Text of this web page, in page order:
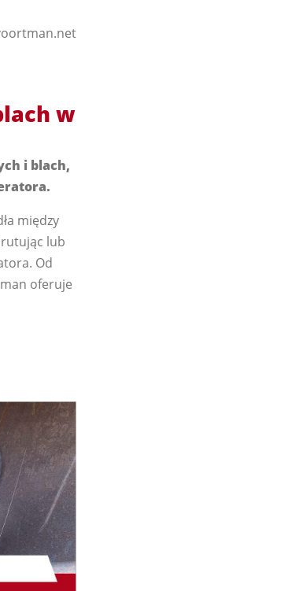
w
i blach,
między
lub
Od
oferuje